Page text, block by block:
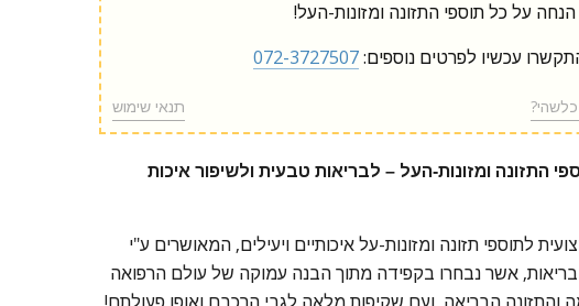
עכשיו לפרטים נוספים: 072-3727507
תנאי שימוש
התזונה ומזונות-העל – לבריאות טבעית ולשיפור איכות
לתוספי תזונה ומזונות-על איכותיים ויעילים, המאושרים ע"י
אשר נבחרו בקפידה מתוך הבנה עמוקה של עולם הרפואה
והתזונה הבריאה, ועם שקיפות מלאה לגבי הרכבם ואופן פעולתם!